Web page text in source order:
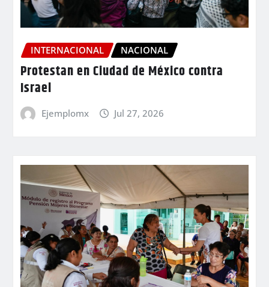
INTERNACIONAL NACIONAL
Protestan en Ciudad de México contra
Israel
Ejemplomx Jul 27, 2026